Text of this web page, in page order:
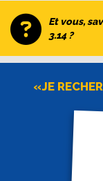
Et vous,
3.14 ?
«JE